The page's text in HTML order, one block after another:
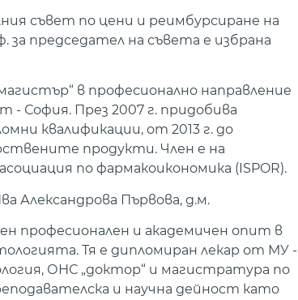
съвет по цени и реимбурсиране на
председател на съвета е избрана
в професионално направление
София. През 2007 г. придобива
квалификации, от 2013 г. до
продукти. Член е на
по фармакоикономика (ISPOR).
Александрова Първова, д.м.
професионален и академичен опит в
Тя е дипломиран лекар от МУ -
ОНС „доктор“ и магистратура по
и научна дейност като